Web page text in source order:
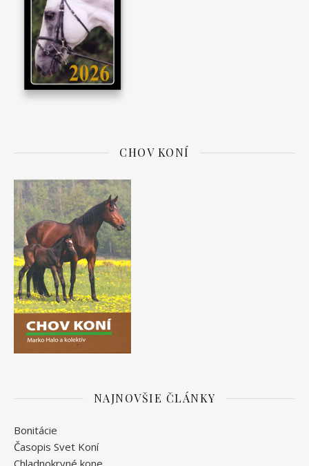
CHOV KONÍ
NAJNOVŠIE ČLÁNKY
Bonitácie
Časopis Svet Koní